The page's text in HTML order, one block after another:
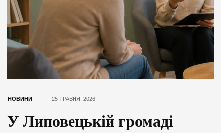
НОВИНИ 25 ТРАВНЯ, 2026
У Липовецькій громаді